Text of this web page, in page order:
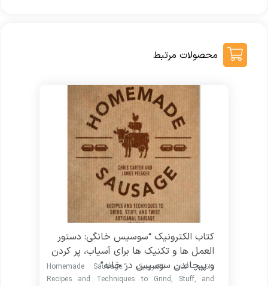
محصولات مرتبط
کتاب الکترونیک “سوسیس خانگی: دستور
العمل ها و تکنیک ها برای آسیاب، پر کردن
و پیچاندن سوسیس در خانه”دانلود کتاب الکترونیک “Homemade Sausage:
Recipes and Techniques to Grind, Stuff, and